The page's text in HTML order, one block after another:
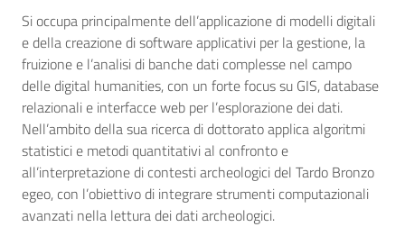
Si occupa principalmente dell’applicazione di modelli digitali
e della creazione di software applicativi per la gestione, la
fruizione e l’analisi di banche dati complesse nel campo
delle digital humanities, con un forte focus su GIS, database
relazionali e interfacce web per l’esplorazione dei dati.
Nell’ambito della sua ricerca di dottorato applica algoritmi
statistici e metodi quantitativi al confronto e
all’interpretazione di contesti archeologici del Tardo Bronzo
egeo, con l’obiettivo di integrare strumenti computazionali
avanzati nella lettura dei dati archeologici.